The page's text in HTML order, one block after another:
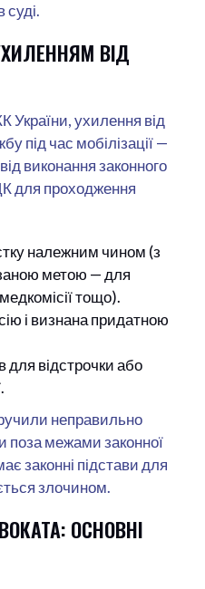
суді.
ВІД
України, ухилення від
під час мобілізації —
виконання законного
для проходження
належним чином (з
метою — для
тощо).
і визнана придатною
для відстрочки або
неправильно
поза межами законної
законні підстави для
злочином.
ОСНОВНІ